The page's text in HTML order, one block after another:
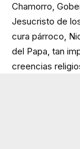
Chamorro,
Jesucristo de
cura párroco,
del Papa, tan
creencias